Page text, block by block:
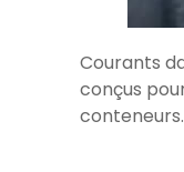
Courants
conçus
conteneurs.